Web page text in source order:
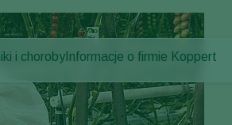
i choroby
roślin
Informacje o firmie Koppert
Informacje o firmie Koppert
Aktualności i informacje